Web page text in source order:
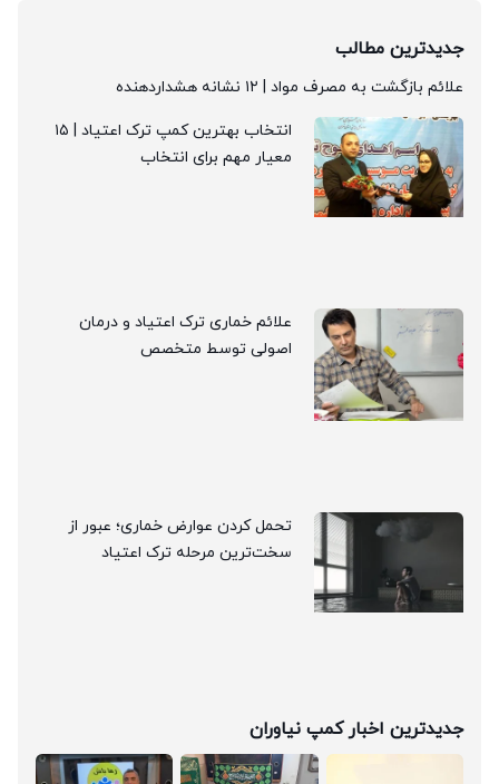
جدیدترین مطالب
علائم بازگشت به مصرف مواد | ۱۲ نشانه هشداردهنده
انتخاب بهترین کمپ ترک اعتیاد | ۱۵
معیار مهم برای انتخاب
علائم خماری ترک اعتیاد و درمان
اصولی توسط متخصص
تحمل کردن عوارض خماری؛ عبور از
سخت‌ترین مرحله ترک اعتیاد
جدیدترین اخبار کمپ نیاوران